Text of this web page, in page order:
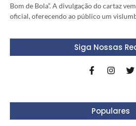
Bom de Bola”. A divulgação do cartaz
oficial, oferecendo ao público um
Siga Nossas
Populares